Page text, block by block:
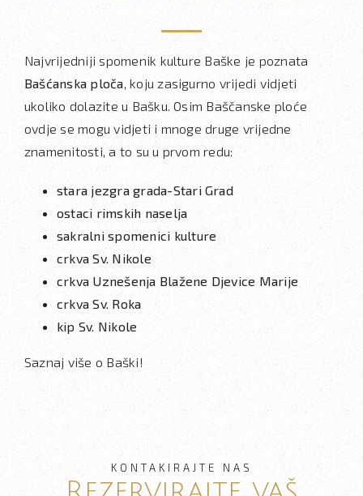
Najvrijedniji spomenik kulture Baške je poznata
Bašćanska ploča, koju zasigurno vrijedi vidjeti
ukoliko dolazite u Bašku. Osim Baščanske ploće
ovdje se mogu vidjeti i mnoge druge vrijedne
znamenitosti, a to su u prvom redu:
stara jezgra grada-Stari Grad
ostaci rimskih naselja
sakralni spomenici kulture
crkva Sv. Nikole
crkva Uznešenja Blažene Djevice Marije
crkva Sv. Roka
kip Sv. Nikole
Saznaj više o Baški!
KONTAKIRAJTE NAS